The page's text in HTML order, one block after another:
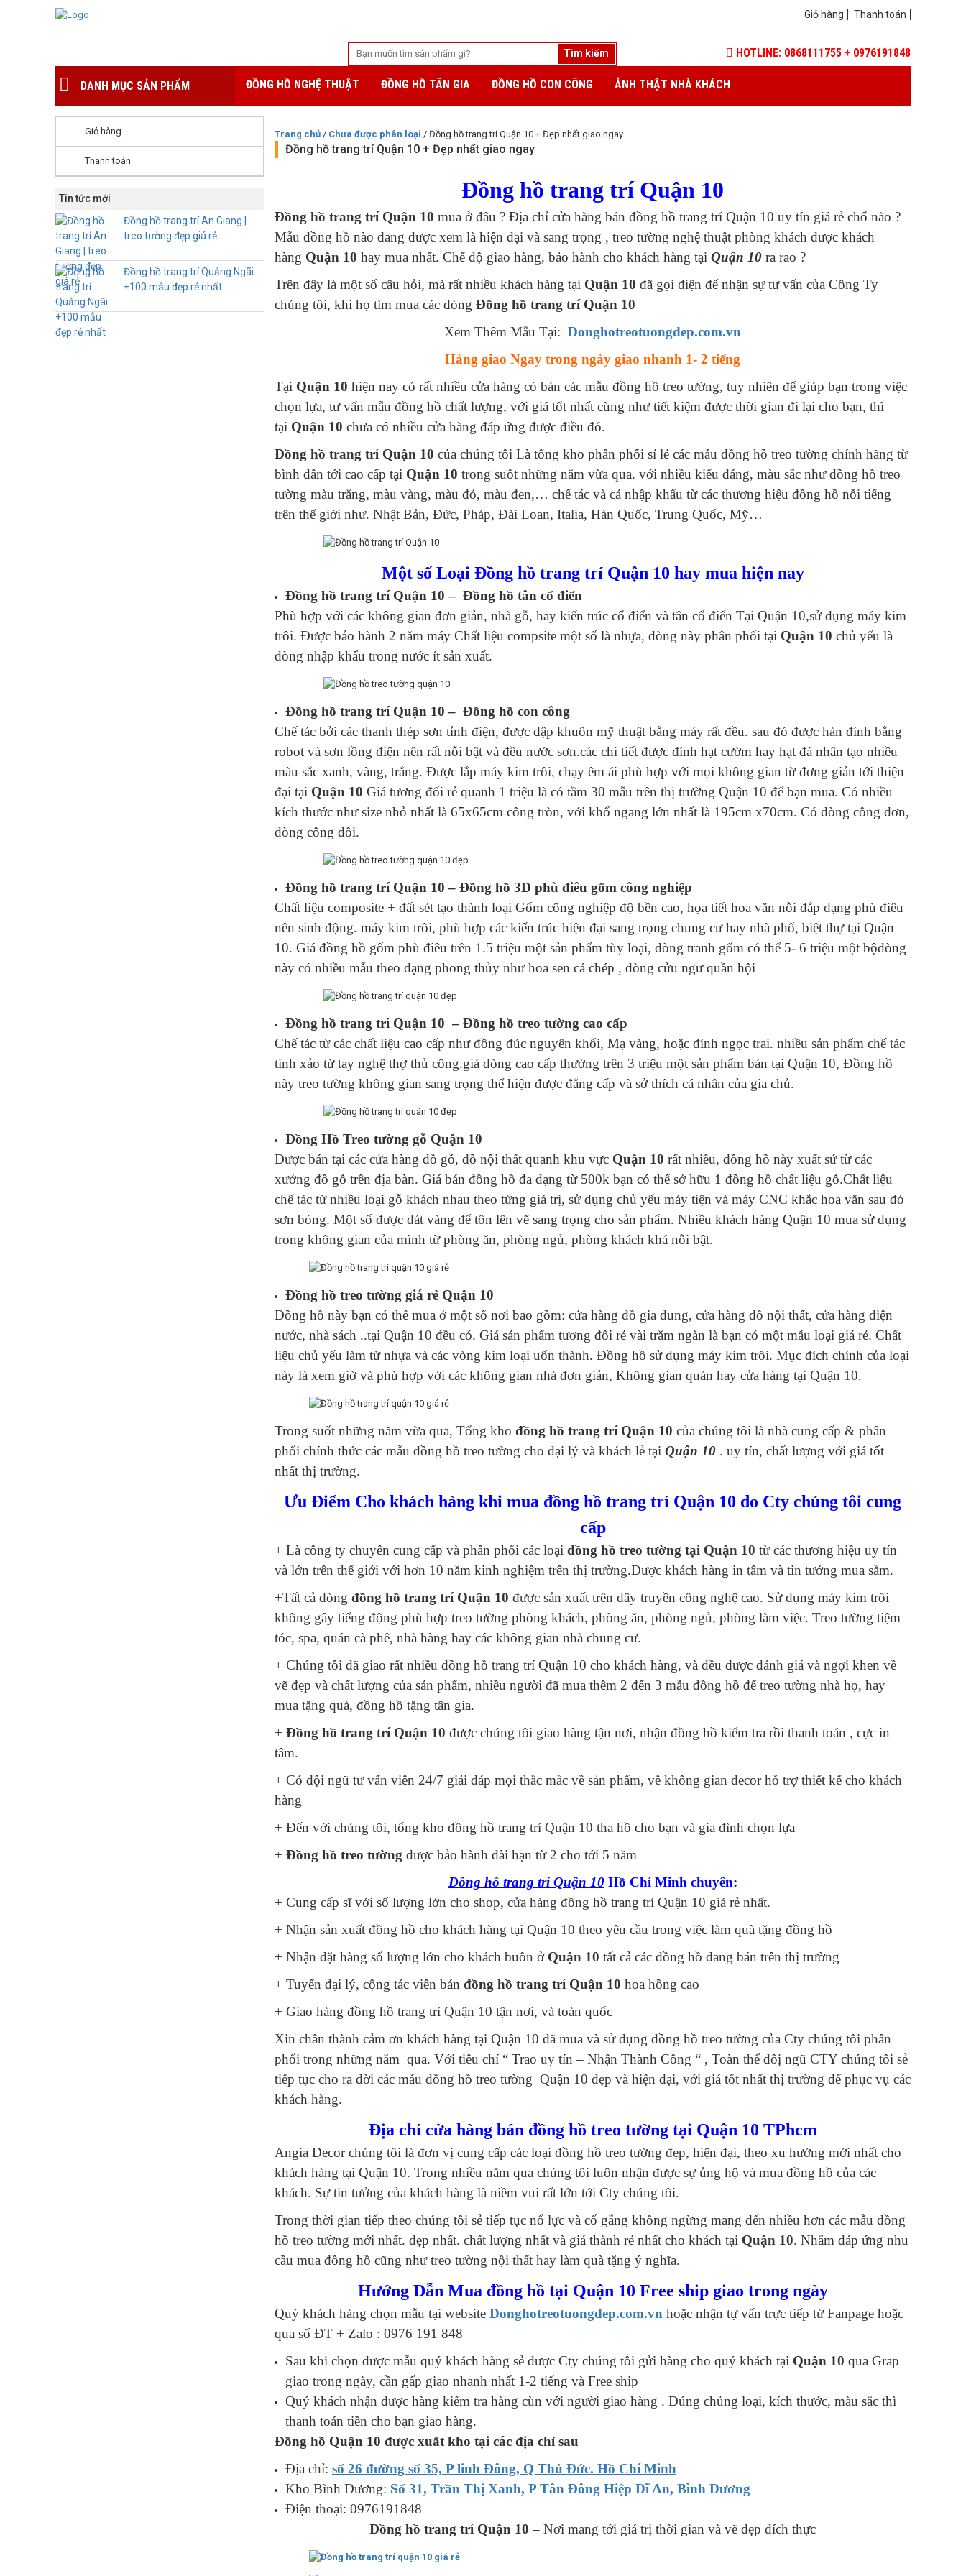
Giỏ hàng Thanh toán
HOTLINE: 0868111755 + 0976191848
DANH MỤC SẢN PHẨM ĐỒNG HỒ NGHỆ THUẬT ĐỒNG HỒ TÂN GIA ĐỒNG HỒ CON CÔNG ẢNH THẬT NHÀ KHÁCH
Giỏ hàng
Thanh toán
Tin tức mới
Đồng hồ trang trí An Giang |
treo tường đẹp giá rẻ
Đồng hồ trang trí Quảng Ngãi
+100 mẫu đẹp rẻ nhất
Trang chủ / Chưa được phân loại / Đồng hồ trang trí Quận 10 + Đẹp nhất giao ngay
Đồng hồ trang trí Quận 10 + Đẹp nhất giao ngay
Đồng hồ trang trí Quận 10
Đồng hồ trang trí Quận 10 mua ở đâu ? Địa chỉ cửa hàng bán đồng hồ trang trí Quận 10 uy tín giá rẻ chổ nào ?
Mẫu đồng hồ nào đang được xem là hiện đại và sang trọng , treo tường nghệ thuật phòng khách được khách
hàng Quận 10 hay mua nhất. Chế độ giao hàng, bảo hành cho khách hàng tại Quận 10 ra rao ?
Trên đây là một số câu hỏi, mà rất nhiều khách hàng tại Quận 10 đã gọi điện để nhận sự tư vấn của Công Ty
chúng tôi, khi họ tìm mua các dòng Đồng hồ trang trí Quận 10
Xem Thêm Mẫu Tại: Donghotreotuongdep.com.vn
Hàng giao Ngay trong ngày giao nhanh 1- 2 tiếng
Tại Quận 10 hiện nay có rất nhiều cửa hàng có bán các mẫu đồng hồ treo tường, tuy nhiên để giúp bạn trong việc
chọn lựa, tư vấn mẫu đồng hồ chất lượng, với giá tốt nhất cùng như tiết kiệm được thời gian đi lại cho bạn, thì
tại Quận 10 chưa có nhiều cửa hàng đáp ứng được điều đó.
Đồng hồ trang trí Quận 10 của chúng tôi Là tổng kho phân phối sỉ lẻ các mẫu đồng hồ treo tường chính hãng từ
bình dân tới cao cấp tại Quận 10 trong suốt những năm vừa qua. với nhiều kiểu dáng, màu sắc như đồng hồ treo
tường màu trắng, màu vàng, màu đỏ, màu đen,… chế tác và cả nhập khẩu từ các thương hiệu đồng hồ nỗi tiếng
trên thế giới như. Nhật Bản, Đức, Pháp, Đài Loan, Italia, Hàn Quốc, Trung Quốc, Mỹ…
Một số Loại Đồng hồ trang trí Quận 10 hay mua hiện nay
Đồng hồ trang trí Quận 10 – Đồng hồ tân cổ điển
Phù hợp với các không gian đơn giản, nhà gỗ, hay kiến trúc cổ điển và tân cổ điển Tại Quận 10,sử dụng máy kim
trôi. Được bảo hành 2 năm máy Chất liệu compsite một số là nhựa, dòng này phân phối tại Quận 10 chủ yếu là
dòng nhập khẩu trong nước ít sản xuất.
Đồng hồ trang trí Quận 10 – Đồng hồ con công
Chế tác bởi các thanh thép sơn tỉnh điện, được dập khuôn mỹ thuật bằng máy rất đều. sau đó được hàn đính bằng
robot và sơn lồng điện nên rất nỗi bật và đều nước sơn.các chi tiết được đính hạt cườm hay hạt đá nhân tạo nhiều
màu sắc xanh, vàng, trắng. Được lắp máy kim trôi, chạy êm ái phù hợp với mọi không gian từ đơng giản tới thiện
đại tại Quận 10 Giá tương đối rẻ quanh 1 triệu là có tầm 30 mẫu trên thị trường Quận 10 để bạn mua. Có nhiều
kích thước như size nhỏ nhất là 65x65cm công tròn, với khổ ngang lớn nhất là 195cm x70cm. Có dòng công đơn,
dòng công đôi.
Đồng hồ trang trí Quận 10 – Đồng hồ 3D phù điêu gốm công nghiệp
Chất liệu composite + đất sét tạo thành loại Gốm công nghiệp độ bền cao, họa tiết hoa văn nỗi đắp dạng phù điêu
nên sinh động. máy kim trôi, phù hợp các kiến trúc hiện đại sang trọng chung cư hay nhà phố, biệt thự tại Quận
10. Giá đồng hồ gốm phù điêu trên 1.5 triệu một sản phẩm tùy loại, dòng tranh gốm có thể 5- 6 triệu một bộdòng
này có nhiều mẫu theo dạng phong thủy như hoa sen cá chép , dòng cửu ngư quần hội
Đồng hồ trang trí Quận 10 – Đồng hồ treo tường cao cấp
Chế tác từ các chất liệu cao cấp như đồng đúc nguyên khối, Mạ vàng, hoặc đính ngọc trai. nhiều sản phẩm chế tác
tinh xảo từ tay nghệ thợ thủ công.giá dòng cao cấp thường trên 3 triệu một sản phẩm bán tại Quận 10, Đồng hồ
này treo tường không gian sang trọng thể hiện được đẳng cấp và sở thích cá nhân của gia chủ.
Đồng Hồ Treo tường gỗ Quận 10
Được bán tại các cửa hàng đồ gỗ, đồ nội thất quanh khu vực Quận 10 rất nhiều, đồng hồ này xuất sứ từ các
xưởng đồ gỗ trên địa bàn. Giá bán đồng hồ đa dạng từ 500k bạn có thể sở hữu 1 đồng hồ chất liệu gỗ.Chất liệu
chế tác từ nhiều loại gỗ khách nhau theo từng giá trị, sử dụng chủ yếu máy tiện và máy CNC khắc hoa văn sau đó
sơn bóng. Một số được dát vàng để tôn lên vẽ sang trọng cho sản phẩm. Nhiều khách hàng Quận 10 mua sử dụng
trong không gian của mình từ phòng ăn, phòng ngủ, phòng khách khá nỗi bật.
Đồng hồ treo tường giá rẻ Quận 10
Đồng hồ này bạn có thể mua ở một số nơi bao gồm: cửa hàng đồ gia dung, cửa hàng đồ nội thất, cửa hàng điện
nước, nhà sách ..tại Quận 10 đều có. Giá sản phẩm tương đối rẻ vài trăm ngàn là bạn có một mẫu loại giá rẻ. Chất
liệu chủ yếu làm từ nhựa và các vòng kim loại uốn thành. Đồng hồ sử dụng máy kim trôi. Mục đích chính của loại
này là xem giờ và phù hợp với các không gian nhà đơn giản, Không gian quán hay cửa hàng tại Quận 10.
Trong suốt những năm vừa qua, Tổng kho đồng hồ trang trí Quận 10 của chúng tôi là nhà cung cấp & phân
phối chính thức các mẫu đồng hồ treo tường cho đại lý và khách lẻ tại Quận 10 . uy tín, chất lượng với giá tốt
nhất thị trường.
Ưu Điểm Cho khách hàng khi mua đồng hồ trang trí Quận 10 do Cty chúng tôi cung
cấp
+ Là công ty chuyên cung cấp và phân phối các loại đồng hồ treo tường tại Quận 10 từ các thương hiệu uy tín
và lớn trên thế giới với hơn 10 năm kinh nghiệm trên thị trường.Được khách hàng in tâm và tin tưởng mua sắm.
+Tất cả dòng đồng hồ trang trí Quận 10 được sản xuất trên dây truyền công nghệ cao. Sử dụng máy kim trôi
không gây tiếng động phù hợp treo tường phòng khách, phòng ăn, phòng ngủ, phòng làm việc. Treo tường tiệm
tóc, spa, quán cà phê, nhà hàng hay các không gian nhà chung cư.
+ Chúng tôi đã giao rất nhiều đồng hồ trang trí Quận 10 cho khách hàng, và đều được đánh giá và ngợi khen về
vẽ đẹp và chất lượng của sản phẩm, nhiều người đã mua thêm 2 đến 3 mẫu đồng hồ để treo tường nhà họ, hay
mua tặng quà, đồng hồ tặng tân gia.
+ Đồng hồ trang trí Quận 10 được chúng tôi giao hàng tận nơi, nhận đồng hồ kiểm tra rồi thanh toán , cực in
tâm.
+ Có đội ngũ tư vấn viên 24/7 giải đáp mọi thắc mắc về sản phẩm, về không gian decor hỗ trợ thiết kế cho khách
hàng
+ Đến với chúng tôi, tổng kho đồng hồ trang trí Quận 10 tha hồ cho bạn và gia đình chọn lựa
+ Đồng hồ treo tường được bảo hành dài hạn từ 2 cho tới 5 năm
Đồng hồ trang trí Quận 10Hồ Chí Minh chuyên:
+ Cung cấp sĩ với số lượng lớn cho shop, cửa hàng đồng hồ trang trí Quận 10 giá rẻ nhất.
+ Nhận sản xuất đồng hồ cho khách hàng tại Quận 10 theo yêu cầu trong việc làm quà tặng đồng hồ
+ Nhận đặt hàng số lượng lớn cho khách buôn ở Quận 10 tất cả các đồng hồ đang bán trên thị trường
+ Tuyển đại lý, cộng tác viên bán đồng hồ trang trí Quận 10 hoa hồng cao
+ Giao hàng đồng hồ trang trí Quận 10 tận nơi, và toàn quốc
Xin chân thành cảm ơn khách hàng tại Quận 10 đã mua và sử dụng đồng hồ treo tường của Cty chúng tôi phân
phối trong những năm qua. Với tiêu chí “ Trao uy tín – Nhận Thành Công “ , Toàn thể đôị ngũ CTY chúng tôi sẻ
tiếp tục cho ra đời các mẫu đồng hồ treo tường Quận 10 đẹp và hiện đại, với giá tốt nhất thị trường để phục vụ các
khách hàng.
Địa chỉ cửa hàng bán đồng hồ treo tường tại Quận 10 TPhcm
Angia Decor chúng tôi là đơn vị cung cấp các loại đồng hồ treo tường đẹp, hiện đại, theo xu hướng mới nhất cho
khách hàng tại Quận 10. Trong nhiều năm qua chúng tôi luôn nhận được sự ủng hộ và mua đồng hồ của các
khách. Sự tin tưởng của khách hàng là niềm vui rất lớn tới Cty chúng tôi.
Trong thời gian tiếp theo chúng tôi sẻ tiếp tục nổ lực và cố gắng không ngừng mang đến nhiều hơn các mẫu đồng
hồ treo tường mới nhất. đẹp nhất. chất lượng nhất và giá thành rẻ nhất cho khách tại Quận 10. Nhằm đáp ứng nhu
cầu mua đồng hồ cũng như treo tường nội thất hay làm quà tặng ý nghĩa.
Hướng Dẫn Mua đồng hồ tại Quận 10 Free ship giao trong ngày
Quý khách hàng chọn mẫu tại website Donghotreotuongdep.com.vn hoặc nhận tự vấn trực tiếp từ Fanpage hoặc
qua số ĐT + Zalo : 0976 191 848
Sau khi chọn được mẫu quý khách hàng sẻ được Cty chúng tôi gửi hàng cho quý khách tại Quận 10 qua Grap
giao trong ngày, cần gấp giao nhanh nhất 1-2 tiếng và Free ship
Quý khách nhận được hàng kiểm tra hàng cùn với người giao hàng . Đúng chủng loại, kích thước, màu sắc thì
thanh toán tiền cho bạn giao hàng.
Đồng hồ Quận 10 được xuất kho tại các địa chỉ sau
Địa chỉ: số 26 đường số 35, P linh Đông, Q Thủ Đức. Hồ Chí Minh
Kho Bình Dương: Số 31, Trần Thị Xanh, P Tân Đông Hiệp Dĩ An, Bình Dương
Điện thoại: 0976191848
Đồng hồ trang trí Quận 10 – Nơi mang tới giá trị thời gian và vẽ đẹp đích thực